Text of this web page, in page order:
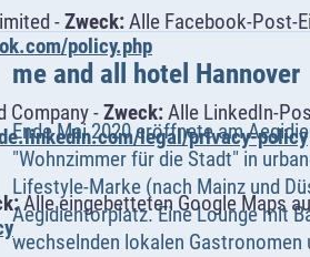
-Zweck:Alle Facebook-Post-
policy.php
Company -Zweck:Alle LinkedIn-
legal/privacy-policy
Alle eingebetteten Google Maps
me and all hotel Hannover
Ende Mai 2020 eröffnete am
"Wohnzimmer für die Stadt" in
Lifestyle-Marke (nach Mainz und
Aegidientorplatz. Eine Lounge mit
wechselnden lokalen